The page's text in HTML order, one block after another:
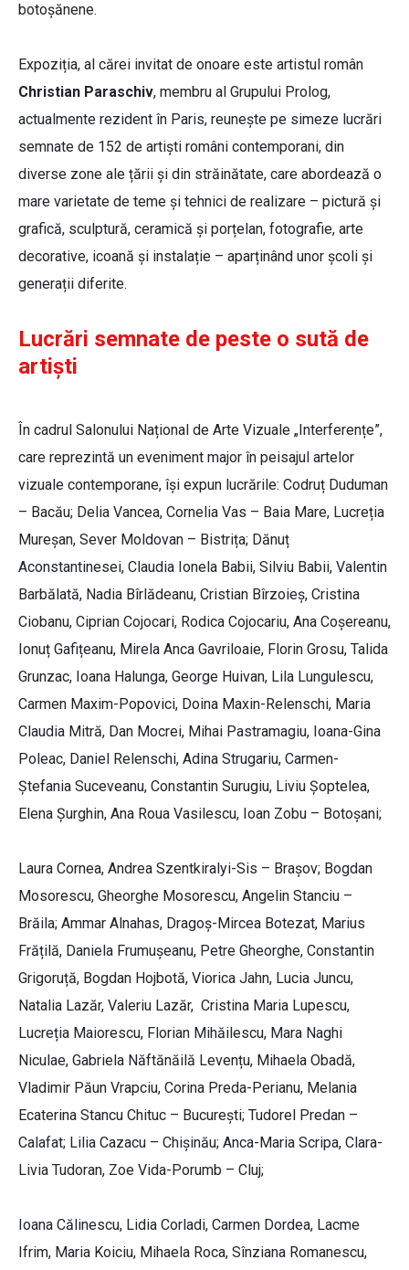
botoșănene.
Expoziția, al cărei invitat de onoare este artistul român
Christian Paraschiv, membru al Grupului Prolog,
actualmente rezident în Paris, reunește pe simeze lucrări
semnate de 152 de artiști români contemporani, din
diverse zone ale țării și din străinătate, care abordează o
mare varietate de teme și tehnici de realizare – pictură și
grafică, sculptură, ceramică și porțelan, fotografie, arte
decorative, icoană și instalație – aparținând unor școli și
generații diferite.
Lucrări semnate de peste o sută de
artiști
În cadrul Salonului Național de Arte Vizuale „Interferențe”,
care reprezintă un eveniment major în peisajul artelor
vizuale contemporane, își expun lucrările: Codruț Duduman
– Bacău; Delia Vancea, Cornelia Vas – Baia Mare, Lucreția
Mureșan, Sever Moldovan – Bistrița; Dănuț
Aconstantinesei, Claudia Ionela Babii, Silviu Babii, Valentin
Barbălată, Nadia Bîrlădeanu, Cristian Bîrzoieș, Cristina
Ciobanu, Ciprian Cojocari, Rodica Cojocariu, Ana Coșereanu,
Ionuț Gafițeanu, Mirela Anca Gavriloaie, Florin Grosu, Talida
Grunzac, Ioana Halunga, George Huivan, Lila Lungulescu,
Carmen Maxim-Popovici, Doina Maxin-Relenschi, Maria
Claudia Mitră, Dan Mocrei, Mihai Pastramagiu, Ioana-Gina
Poleac, Daniel Relenschi, Adina Strugariu, Carmen-
Ștefania Suceveanu, Constantin Surugiu, Liviu Șoptelea,
Elena Șurghin, Ana Roua Vasilescu, Ioan Zobu – Botoșani;
Laura Cornea, Andrea Szentkiralyi-Sis – Brașov; Bogdan
Mosorescu, Gheorghe Mosorescu, Angelin Stanciu –
Brăila; Ammar Alnahas, Dragoș-Mircea Botezat, Marius
Frățilă, Daniela Frumușeanu, Petre Gheorghe, Constantin
Grigoruță, Bogdan Hojbotă, Viorica Jahn, Lucia Juncu,
Natalia Lazăr, Valeriu Lazăr, Cristina Maria Lupescu,
Lucreția Maiorescu, Florian Mihăilescu, Mara Naghi
Niculae, Gabriela Năftănăilă Levențu, Mihaela Obadă,
Vladimir Păun Vrapciu, Corina Preda-Perianu, Melania
Ecaterina Stancu Chituc – București; Tudorel Predan –
Calafat; Lilia Cazacu – Chișinău; Anca-Maria Scripa, Clara-
Livia Tudoran, Zoe Vida-Porumb – Cluj;
Ioana Călinescu, Lidia Corladi, Carmen Dordea, Lacme
Ifrim, Maria Koiciu, Mihaela Roca, Sînziana Romanescu,